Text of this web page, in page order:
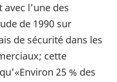
avec l'une des
de 1990 sur
de sécurité dans les
cette
25 % des